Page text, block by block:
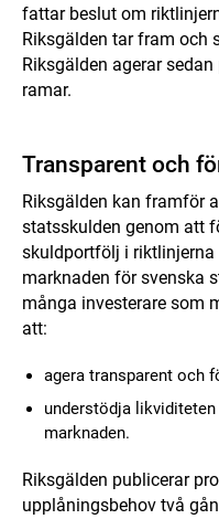
fattar beslut om
Riksgälden tar fram och
Riksgälden agerar
ramar.
Transparent och
Riksgälden kan framför
statsskulden genom att
skuldportfölj i
marknaden för svenska
många investerare som
att:
agera transparent och
understödja
marknaden.
Riksgälden publicerar
upplåningsbehov två